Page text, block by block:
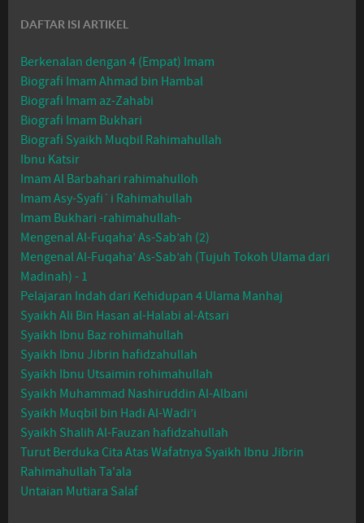
DAFTAR ISI ARTIKEL
Berkenalan dengan 4 (Empat) Imam
Biografi Imam Ahmad bin Hambal
Biografi Imam az-Zahabi
Biografi Imam Bukhari
Biografi Syaikh Muqbil Rahimahullah
Ibnu Katsir
Imam Al Barbahari rahimahulloh
Imam Asy-Syafi`i Rahimahullah
Imam Bukhari -rahimahullah-
Mengenal Al-Fuqaha’ As-Sab’ah (2)
Mengenal Al-Fuqaha’ As-Sab’ah (Tujuh Tokoh Ulama dari
Madinah) - 1
Pelajaran Indah dari Kehidupan 4 Ulama Manhaj
Syaikh Ali Bin Hasan al-Halabi al-Atsari
Syaikh Ibnu Baz rohimahullah
Syaikh Ibnu Jibrin hafidzahullah
Syaikh Ibnu Utsaimin rohimahullah
Syaikh Muhammad Nashiruddin Al-Albani
Syaikh Muqbil bin Hadi Al-Wadi’i
Syaikh Shalih Al-Fauzan hafidzahullah
Turut Berduka Cita Atas Wafatnya Syaikh Ibnu Jibrin
Rahimahullah Ta'ala
Untaian Mutiara Salaf